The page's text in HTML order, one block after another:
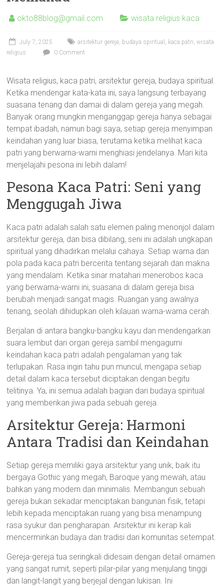
okto88blog@gmail.com wisata religius kaca
July 7, 2025 arsitektur gereja, budaya spiritual , kaca patri,wisata
religius
0 Comment
Wisata religius, kaca patri, arsitektur gereja, budaya spiritual.
Ketika mendengar kata-kata ini, saya langsung terbayang
suasana tenang dan damai di dalam gereja yang megah.
Banyak orang mungkin menganggap gereja hanya sebagai
tempat ibadah, namun bagi saya, setiap gereja menyimpan
keindahan yang luar biasa, terutama ketika melihat kaca
patri yang berwarna-warni menghiasi jendelanya. Mari kita
menjelajahi pesona ini lebih dalam!
Pesona Kaca Patri: Seni yang
Menggugah Jiwa
Kaca patri adalah salah satu elemen paling menonjol dalam
arsitektur gereja, dan bisa dibilang, seni ini adalah ungkapan
spiritual yang dihadirkan melalui cahaya. Setiap warna dan
pola pada kaca patri bercerita tentang sejarah dan makna
yang mendalam. Ketika sinar matahari menerobos kaca
yang berwarna-warni ini, suasana di dalam gereja bisa
berubah menjadi sangat magis. Ruangan yang awalnya
tenang, seolah dihidupkan oleh kilauan warna-warna cerah.
Berjalan di antara bangku-bangku kayu dan mendengarkan
suara lembut dari organ gereja sambil mengagumi
keindahan kaca patri adalah pengalaman yang tak
terlupakan. Rasa ingin tahu pun muncul, mengapa setiap
detail dalam kaca tersebut diciptakan dengan begitu
telitinya. Ya, ini semua adalah bagian dari budaya spiritual
yang memberikan jiwa pada sebuah gereja.
Arsitektur Gereja: Harmoni
Antara Tradisi dan Keindahan
Setiap gereja memiliki gaya arsitektur yang unik, baik itu
bergaya Gothic yang megah, Baroque yang mewah, atau
bahkan yang modern dan minimalis. Membangun sebuah
gereja bukan sekadar menciptakan bangunan fisik, tetapi
lebih kepada menciptakan ruang yang bisa menampung
rasa syukur dan pengharapan. Arsitektur ini kerap kali
mencerminkan budaya dan tradisi dari komunitas setempat.
Gereja-gereja tua seringkali didesain dengan detail ornamen
yang sangat rumit, seperti pilar-pilar yang menjulang tinggi
dan langit-langit yang berjejal dengan lukisan. Ini